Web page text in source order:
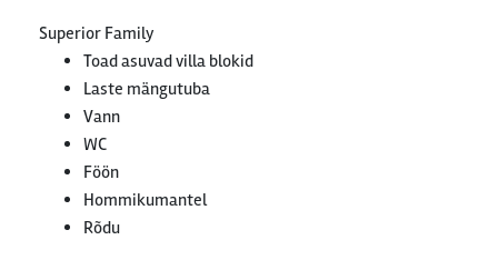
Superior Family
Toad asuvad villa blokid
Laste mängutuba
Vann
WC
Föön
Hommikumantel
Rõdu